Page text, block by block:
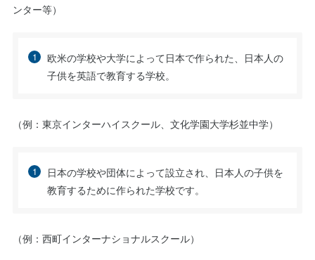
ンター等）
欧米の学校や大学によって日本で作られた、日本人の
子供を英語で教育する学校。
（例：東京インターハイスクール、文化学園大学杉並中学）
日本の学校や団体によって設立され、日本人の子供を
教育するために作られた学校です。
（例：西町インターナショナルスクール）